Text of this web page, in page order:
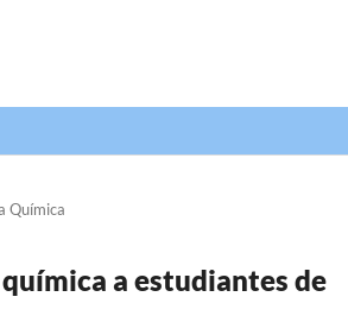
Química
a estudiantes de